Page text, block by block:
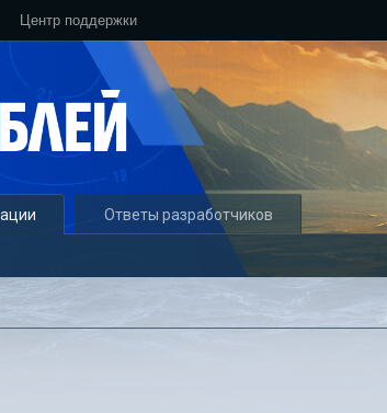
Центр поддержки
Ответы разработчиков